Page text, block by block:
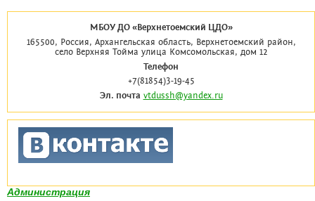
МБОУ ДО «Верхнетоемский ЦДО»
165500, Россия, Архангельская область, Верхнетоемский район,
село Верхняя Тойма улица Комсомольская, дом 12
Телефон
+7(81854)3-19-45
Эл. почта vtdussh@yandex.ru
Администрация